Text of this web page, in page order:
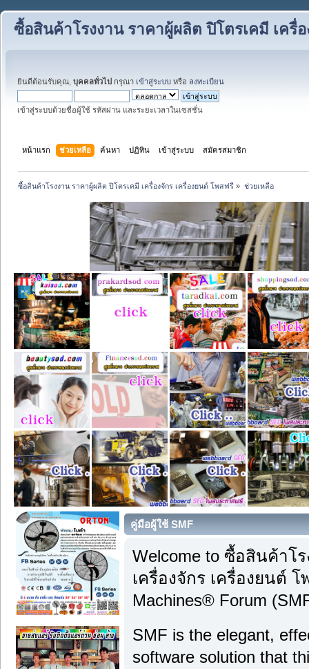
ซื้อสินค้าโรงงาน ราคาผู้ผลิต ปิโตรเคมี เครื่
ยินดีต้อนรับคุณ, บุคคลทั่วไป กรุณา เข้าสู่ระบบ หรือ ลงทะเบียน
เข้าสู่ระบบด้วยชื่อผู้ใช้ รหัสผ่าน และระยะเวลาในเซสชั่น
หน้าแรก ช่วยเหลือ ค้นหา ปฏิทิน เข้าสู่ระบบ สมัครสมาชิก
ซื้อสินค้าโรงงาน ราคาผู้ผลิต ปิโตรเคมี เครื่องจักร เครื่องยนต์ โพสฟรี » ช่วยเหลือ
คู่มือผู้ใช้ SMF
Welcome to ซื้อสินค้าโ
เครื่องจักร เครื่องยนต์
Machines® Forum
SMF is the elegant,
software solution that